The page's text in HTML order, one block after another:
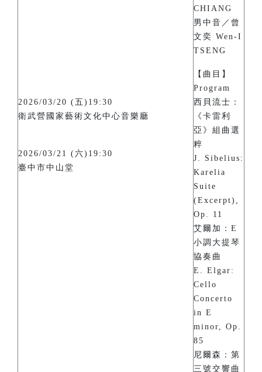
2026/03/20 (五)19:30
衛武營國家藝術文化中心音樂廳
2026/03/21 (六)19:30
臺中市中山堂
CHIANG
男中音／曾
文奕 Wen-I
TSENG
【曲目】
Program
西貝流士：
《卡雷利
亞》組曲選
粹
J. Sibelius:
Karelia
Suite
(Excerpt),
Op. 11
艾爾加：E
小調大提琴
協奏曲
E. Elgar:
Cello
Concerto
in E
minor, Op.
85
尼爾森：第
三號交響曲